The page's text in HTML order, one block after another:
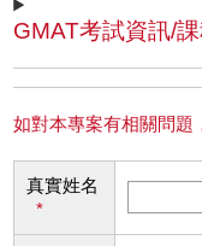
GMAT考試資訊/
如對本專案有相關問題
真實姓名
*